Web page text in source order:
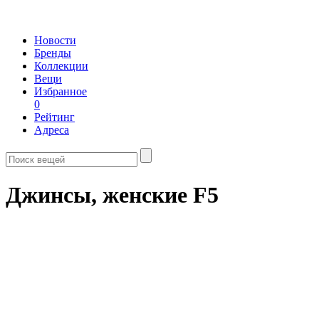
Новости
Бренды
Коллекции
Вещи
Избранное
0
Рейтинг
Адреса
Джинсы, женские F5